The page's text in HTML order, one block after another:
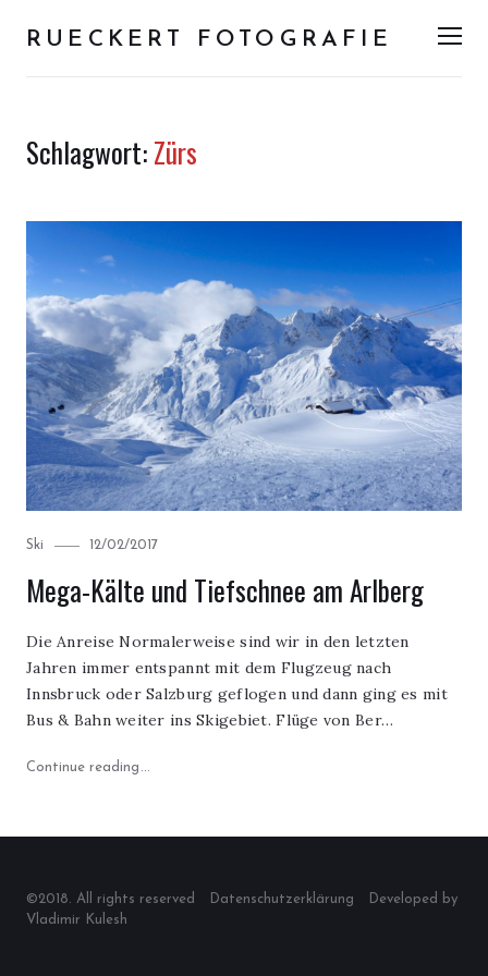
RUECKERT FOTOGRAFIE
Schlagwort:Zürs
Category
Ski
Posted
12/02/2017
Mega-Kälte und Tiefschnee am Arlberg
Die Anreise Normalerweise sind wir in den letzten
Jahren immer entspannt mit dem Flugzeug nach
Innsbruck oder Salzburg geflogen und dann ging es mit
Bus & Bahn weiter ins Skigebiet. Flüge von Ber…
Continue reading
©2018. All rights reserved Datenschutzerklärung
Developed by
Vladimir Kulesh